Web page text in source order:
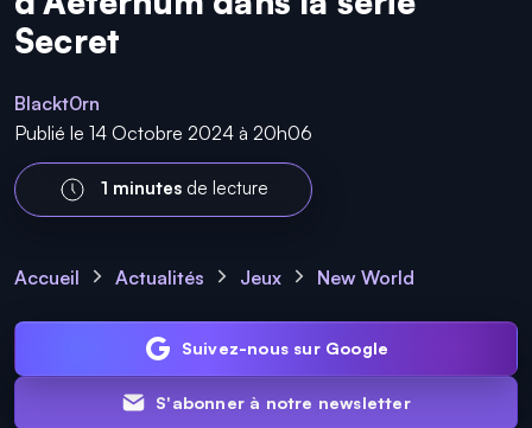
Secret
Blackt0rn
Publié le 14 Octobre 2024 à 20h06
1 minutes de lecture
Accueil Actualités Jeux New World
Suivez-nous sur Google
S'abonner à notre newsletter